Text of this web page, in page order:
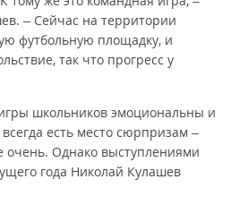
– Сейчас на территории
футбольную площадку, и
так что прогресс у
школьников эмоциональны и
есть место сюрпризам –
очень. Однако выступлениями
года Николай Кулашев